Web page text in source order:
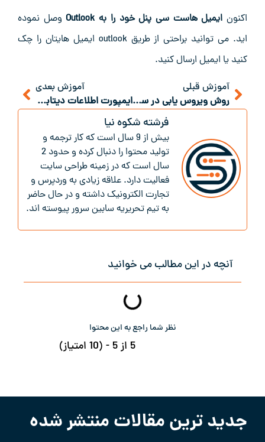
اکنون ایمیل هاست سی پنل خود را به Outlook
وصل نموده
اید. می توانید براحتی از طریق outlook ایمیل هایتان را چک
کنید یا ایمیل ارسال کنید.
آموزش قبلی
روش ویروس یابی در سی پنل
آموزش بعدی
ایمپورت اطلاعات دیتابیس سی پنل از طریق phpmyadmin
فرشته شکوه نیا
بیش از 9 سال است که کار ترجمه و
تولید محتوا را دنبال کرده و حدود 2
سال است که در زمینه طراحی سایت
فعالیت دارد. علاقه زیادی به وردپرس و
تجارت الکترونیک داشته و در حال حاضر
به تیم تحریریه سابین سرور پیوسته اند.
آنچه در این مطالب می خوانید
نظر شما راجع به این محتوا
5 از 5 - (10 امتیاز)
جدید ترین مقالات منتشر شده